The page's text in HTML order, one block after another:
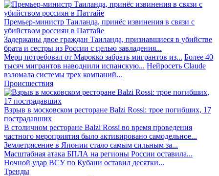
Премьер-министр Таиланда, принёс извинения в связи с
убийством россиян в Паттайе
Задержаны двое граждан Таиланда, признавшиеся в убийстве
брата и сестры из России с целью завладения...
Мерц потребовал от Марокко забрать мигрантов из... Более 40
тысяч мигрантов наводнили испанскую... Нейросеть Claude
взломала системы трех компаний...
Происшествия
Взрыв в московском ресторане Balzi Rossi: трое погибших, 17
пострадавших
В столичном ресторане Balzi Rossi во время проведения
частного мероприятия было активировано самодельное...
Землетрясение в Японии стало самым сильным за...
Масштабная атака БПЛА на регионы России оставила...
Ночной удар ВСУ по Кубани оставил десятки...
Тренды